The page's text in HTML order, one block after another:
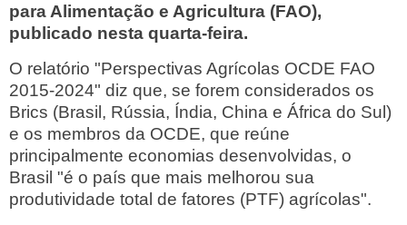
para Alimentação e Agricultura (FAO),
publicado nesta quarta-feira.
O relatório "Perspectivas Agrícolas OCDE FAO
2015-2024" diz que, se forem considerados os
Brics (Brasil, Rússia, Índia, China e África do Sul)
e os membros da OCDE, que reúne
principalmente economias desenvolvidas, o
Brasil "é o país que mais melhorou sua
produtividade total de fatores (PTF) agrícolas".